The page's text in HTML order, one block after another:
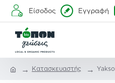
Είσοδος Εγγραφή
Κατασκευαστής Yakso